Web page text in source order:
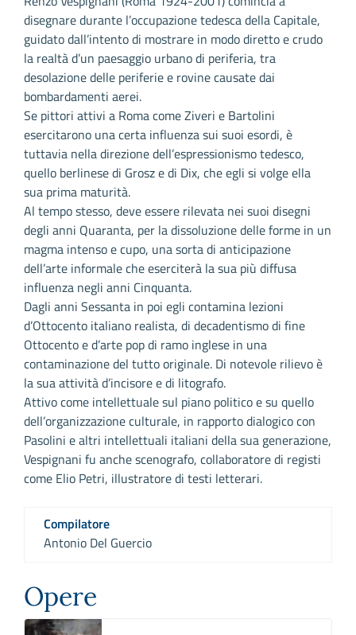
disegnare durante l’occupazione tedesca della Capitale,
guidato dall’intento di mostrare in modo diretto e crudo
la realtà d’un paesaggio urbano di periferia, tra
desolazione delle periferie e rovine causate dai
bombardamenti aerei.
Se pittori attivi a Roma come Ziveri e Bartolini
esercitarono una certa influenza sui suoi esordi, è
tuttavia nella direzione dell’espressionismo tedesco,
quello berlinese di Grosz e di Dix, che egli si volge ella
sua prima maturità.
Al tempo stesso, deve essere rilevata nei suoi disegni
degli anni Quaranta, per la dissoluzione delle forme in un
magma intenso e cupo, una sorta di anticipazione
dell’arte informale che eserciterà la sua più diffusa
influenza negli anni Cinquanta.
Dagli anni Sessanta in poi egli contamina lezioni
d’Ottocento italiano realista, di decadentismo di fine
Ottocento e d’arte pop di ramo inglese in una
contaminazione del tutto originale. Di notevole rilievo è
la sua attività d’incisore e di litografo.
Attivo come intellettuale sul piano politico e su quello
dell’organizzazione culturale, in rapporto dialogico con
Pasolini e altri intellettuali italiani della sua generazione,
Vespignani fu anche scenografo, collaboratore di registi
come Elio Petri, illustratore di testi letterari.
Compilatore
Antonio Del Guercio
Opere